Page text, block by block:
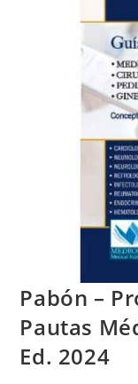
Pabón –
Pautas
Ed. 2024